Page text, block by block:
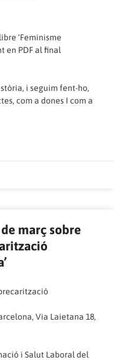
‘Feminisme
en PDF al final
i seguim fent-ho,
com a dones I com a
març sobre
Via Laietana 18,
i Salut Laboral del